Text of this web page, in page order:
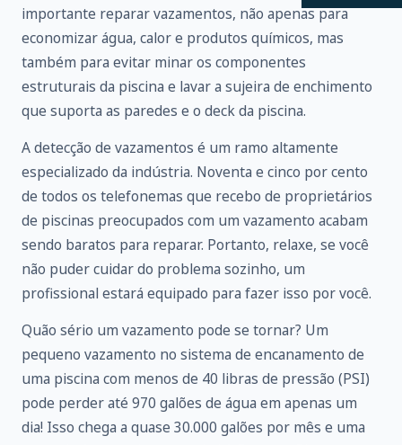
importante reparar vazamentos, não apenas para
economizar água, calor e produtos químicos, mas
também para evitar minar os componentes
estruturais da piscina e lavar a sujeira de enchimento
que suporta as paredes e o deck da piscina.
A detecção de vazamentos é um ramo altamente
especializado da indústria. Noventa e cinco por cento
de todos os telefonemas que recebo de proprietários
de piscinas preocupados com um vazamento acabam
sendo baratos para reparar. Portanto, relaxe, se você
não puder cuidar do problema sozinho, um
profissional estará equipado para fazer isso por você.
Quão sério um vazamento pode se tornar? Um
pequeno vazamento no sistema de encanamento de
uma piscina com menos de 40 libras de pressão (PSI)
pode perder até 970 galões de água em apenas um
dia! Isso chega a quase 30.000 galões por mês e uma